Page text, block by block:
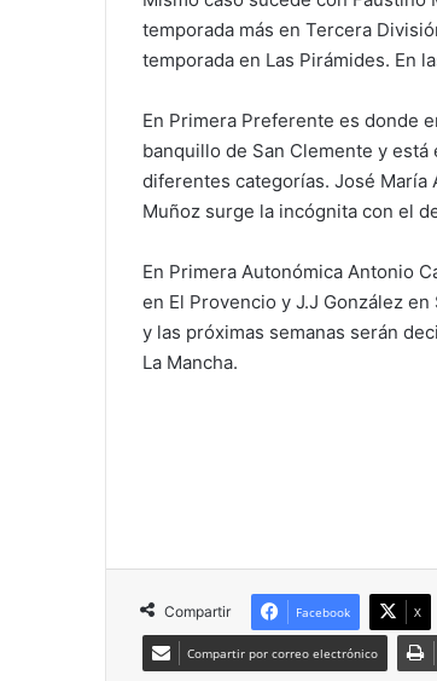
temporada más en Tercera
temporada en Las Pirámides. En
En Primera Preferente es donde
banquillo de San Clemente y
diferentes categorías. José María
Muñoz surge la incógnita con el
En Primera Autonómica Antonio
en El Provencio y J.J González
y las próximas semanas serán
La Mancha.
Compartir Facebook X
Compartir por correo electrónico